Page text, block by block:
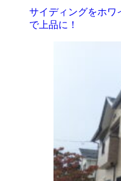
サイディングをホワ
で上品に！